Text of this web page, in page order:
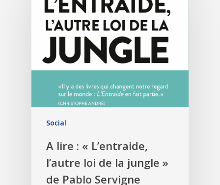
Social
A lire : « L’entraide,
l’autre loi de la jungle »
de Pablo Servigne